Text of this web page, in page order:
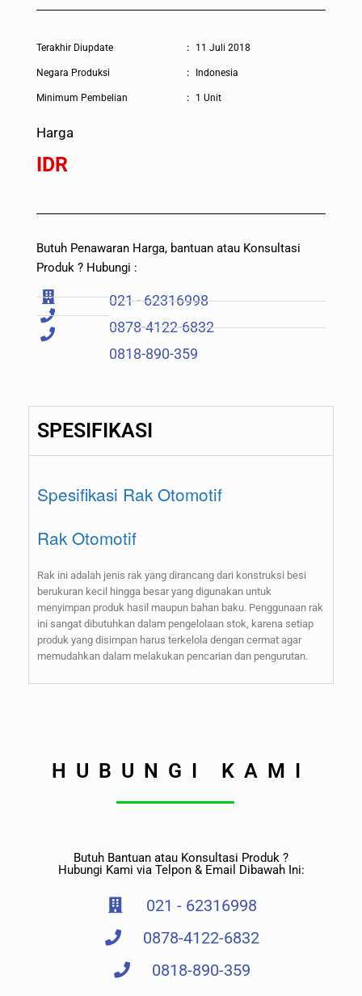
Terakhir Diupdate
Negara Produksi
Minimum Pembelian
Harga
IDR
:
:
:
11 Juli 2018
Indonesia
1 Unit
Butuh Penawaran Harga, bantuan atau Konsultasi
Produk ? Hubungi :
021 - 62316998
0878-4122-6832
0818-890-359
SPESIFIKASI
Spesifikasi Rak Otomotif
Rak Otomotif
Rak ini adalah jenis rak yang dirancang dari konstruksi besi
berukuran kecil hingga besar yang digunakan untuk
menyimpan produk hasil maupun bahan baku. Penggunaan rak
ini sangat dibutuhkan dalam pengelolaan stok, karena setiap
produk yang disimpan harus terkelola dengan cermat agar
memudahkan dalam melakukan pencarian dan pengurutan.
HUBUNGI KAMI
Butuh Bantuan atau Konsultasi Produk ?
Hubungi Kami via Telpon & Email Dibawah Ini:
021 - 62316998
0878-4122-6832
0818-890-359